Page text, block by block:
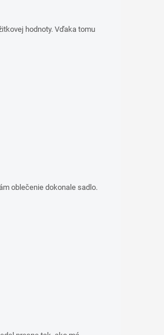
hodnoty. Vďaka tomu
oblečenie dokonale sadlo.